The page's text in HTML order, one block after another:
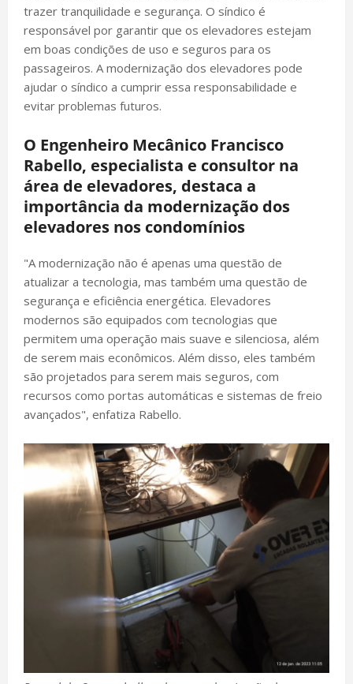
trazer tranquilidade e segurança. O síndico é
responsável por garantir que os elevadores estejam
em boas condições de uso e seguros para os
passageiros. A modernização dos elevadores pode
ajudar o síndico a cumprir essa responsabilidade e
evitar problemas futuros.
O Engenheiro Mecânico Francisco
Rabello, especialista e consultor na
área de elevadores, destaca a
importância da modernização dos
elevadores nos condomínios
"A modernização não é apenas uma questão de
atualizar a tecnologia, mas também uma questão de
segurança e eficiência energética. Elevadores
modernos são equipados com tecnologias que
permitem uma operação mais suave e silenciosa, além
de serem mais econômicos. Além disso, eles também
são projetados para serem mais seguros, com
recursos como portas automáticas e sistemas de freio
avançados", enfatiza Rabello.